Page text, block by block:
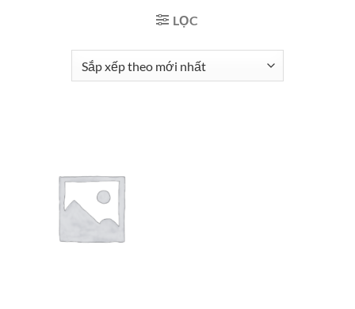
LỌC